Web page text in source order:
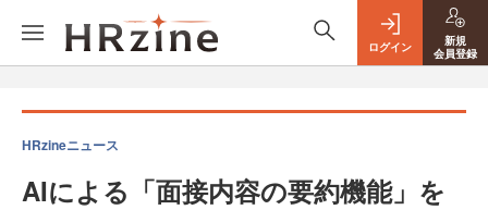
ログイン
新規
会員登録
HRzineニュース
AIによる「面接内容の要約機能」を